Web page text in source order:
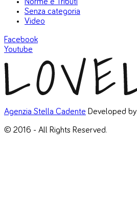
Norme e Tributi
Senza categoria
Video
Facebook
Youtube
Agenzia Stella Cadente Developed by
© 2016 - All Rights Reserved.